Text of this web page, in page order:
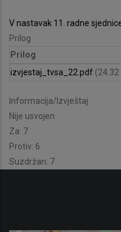
V nastavak 11. radne
Prilog
Prilog
izvjestaj_tvsa_22.pdf (24.32
Informacija/Izvještaj
Nije usvojen
Za: 7
Protiv: 6
Suzdržan: 7